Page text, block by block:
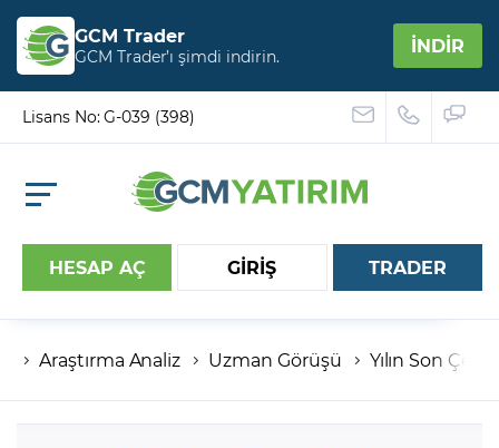
GCM Trader
GCM Trader’ı şimdi indirin. İNDİR
Lisans No: G-039 (398)
HESAP AÇ GİRİŞ
Hesap numaranız
Şifreniz
TRADER
Araştırma Analiz Uzman Görüşü Yılın Son